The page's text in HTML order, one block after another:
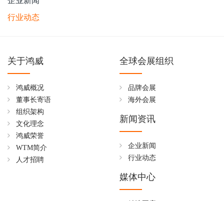
行业动态
关于鸿威
鸿威概况
董事长寄语
组织架构
文化理念
鸿威荣誉
WTM简介
人才招聘
全球会展组织
品牌会展
海外会展
新闻资讯
企业新闻
行业动态
媒体中心